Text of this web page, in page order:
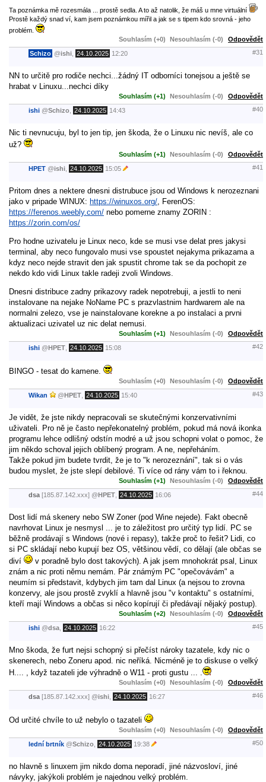
Ta poznámka mě rozesmála ... prostě sedla. A to až natolik, že máš u mne virtuální
Prostě každý snad ví, kam jsem poznámkou mířil a jak se s tipem kdo srovná - jeho
problém.
Souhlasím (+0)
Nesouhlasím (-0) Odpovědět
Schizo @ishi 24.10.2025 12:20 #31
NN to určitě pro rodiče nechci...žádný IT odborníci tonejsou a ještě se
hrabat v Linuxu...nechci díky
Souhlasím (+1) Nesouhlasím (-0) Odpovědět
ishi @Schizo 24.10.2025 14:43 #40
Nic ti nevnucuju, byl to jen tip, jen škoda, že o Linuxu nic nevíš, ale co
už?
Souhlasím (+1) Nesouhlasím (-0) Odpovědět
HPET @ishi 24.10.2025 15:05 #41
Pritom dnes a nektere dnesni distrubuce jsou od Windows k nerozeznani
jako v pripade WINUX: https://winuxos.org/ , FerenOS:
https://ferenos.weebly.com/ nebo pomerne znamy ZORIN :
https://zorin.com/os/
Pro hodne uzivatelu je Linux neco, kde se musi vse delat pres jakysi
terminal, aby neco fungovalo musi vse spoustet nejakyma prikazama a
kdyz neco nejde stravit den jak spustit chrome tak se da pochopit ze
nekdo kdo vidi Linux takle radeji zvoli Windows.
Dnesni distribuce zadny prikazovy radek nepotrebuji, a jestli to neni
instalovane na nejake NoName PC s prazvlastnim hardwarem ale na
normalni zelezo, vse je nainstalovane korekne a po instalaci a prvni
aktualizaci uzivatel uz nic delat nemusi.
Souhlasím (+1) Nesouhlasím (-0) Odpovědět
ishi @HPET 24.10.2025 15:08 #42
BINGO - tesat do kamene.
Souhlasím (+0) Nesouhlasím (-0) Odpovědět
Wikan @HPET 24.10.2025 15:40 #43
Je vidět, že jste nikdy nepracovali se skutečnými konzervativními
uživateli. Pro ně je často nepřekonatelný problém, pokud má nová ikonka
programu lehce odlišný odstín modré a už jsou schopni volat o pomoc, že
jim někdo schoval jejich oblíbený program. A ne, nepřeháním.
Takže pokud jim budete tvrdit, že je to "k nerozeznání", tak si o vás
budou myslet, že jste slepí debilové. Ti více od rány vám to i řeknou.
Souhlasím (+1) Nesouhlasím (-0) Odpovědět
dsa [185.87.142.xxx] @HPET 24.10.2025 16:06 #44
Dost lidí má skenery nebo SW Zoner (pod Wine nejede). Fakt obecně
navrhovat Linux je nesmysl ... je to záležitost pro určitý typ lidí. PC se
běžně prodávají s Windows (nové i repasy), takže proč to řešit? Lidi, co
si PC skládají nebo kupují bez OS, většinou vědí, co dělají (ale občas se
diví
v poradně bylo dost takových). A jak jsem mnohokrát psal, Linux
znám a nic proti němu nemám. Pár známým PC "opečovávám" a
neumím si představit, kdybych jim tam dal Linux (a nejsou to zrovna
konzervy, ale jsou prostě zvyklí a hlavně jsou "v kontaktu" s ostatními,
kteří mají Windows a občas si něco kopírují či předávají nějaký postup).
Souhlasím (+2) Nesouhlasím (-0) Odpovědět
ishi @dsa 24.10.2025 16:22 #45
Mno škoda, že furt nejsi schopný si přečíst nároky tazatele, kdy nic o
skenerech, nebo Zoneru apod. nic neříká. Nicméně je to diskuse o velký
H.... , když tazateli jde výhradně o W11 - proti gustu ... .
Souhlasím (+0) Nesouhlasím (-0) Odpovědět
dsa [185.87.142.xxx] @ishi 24.10.2025 16:27 #46
Od určité chvíle to už nebylo o tazateli
Souhlasím (+0) Nesouhlasím (-0) Odpovědět
lední brtník @Schizo 24.10.2025 19:38 #50
no hlavně s linuxem jim nikdo doma neporadí, jiné názvosloví, jiné
návyky, jakýkoli problém je najednou velký problém.